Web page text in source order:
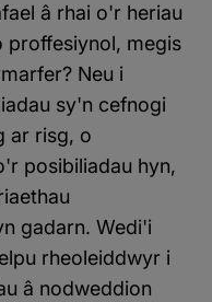
â rhai o'r heriau
proffesiynol, megis
Neu i
sy'n cefnogi
ar risg, o
posibiliadau hyn,
gadarn. Wedi'i
rheoleiddwyr i
â nodweddion